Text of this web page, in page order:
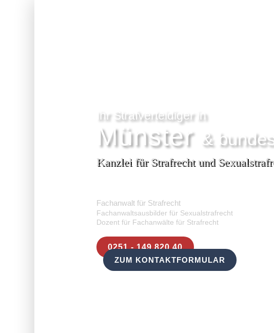
Ihr Strafverteidiger in
Münster &
Kanzlei für Strafrecht und
Fachanwalt für Strafrecht
Fachanwaltsausbilder für Sexualstrafrecht
Dozent für Fachanwälte für Strafrecht
0251 - 149 820 40
ZUM KONTAKTFORMULAR